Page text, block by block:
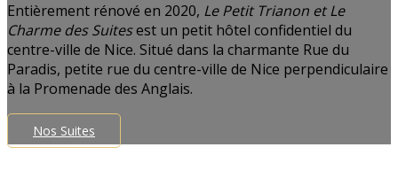
Entièrement rénové en 2020, Le Petit Trianon et Le
Charme des Suitesest un petit hôtel confidentiel du
centre-ville de Nice. Situé dans la charmante Rue du
Paradis, petite rue du centre-ville de Nice perpendiculaire
à la Promenade des Anglais.
Nos Suites